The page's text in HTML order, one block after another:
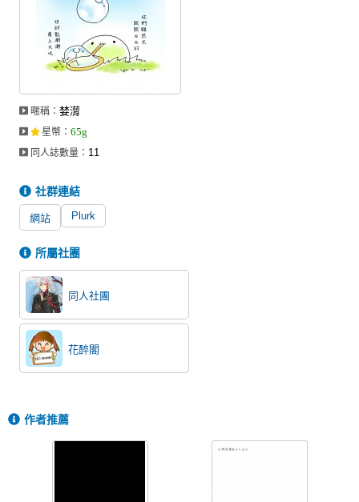
登入
暱稱：婪潸
星幣 ：65g
同人誌數量： 11
社群連結
網站 Plurk
所屬社團
同人社團
花醉閣
作者推薦